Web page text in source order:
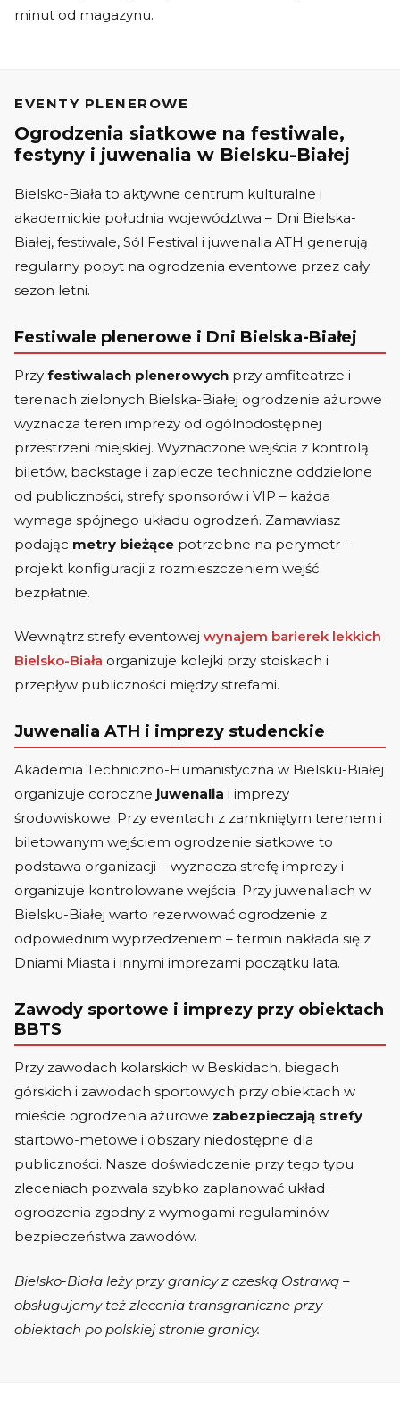
minut od magazynu.
EVENTY PLENEROWE
Ogrodzenia siatkowe na festiwale,
festyny i juwenalia w Bielsku-Białej
Bielsko-Biała to aktywne centrum kulturalne i
akademickie południa województwa – Dni Bielska-
Białej, festiwale, Sól Festival i juwenalia ATH generują
regularny popyt na ogrodzenia eventowe przez cały
sezon letni.
Festiwale plenerowe i Dni Bielska-Białej
Przy festiwalach plenerowych przy amfiteatrze i
terenach zielonych Bielska-Białej ogrodzenie ażurowe
wyznacza teren imprezy od ogólnodostępnej
przestrzeni miejskiej. Wyznaczone wejścia z kontrolą
biletów, backstage i zaplecze techniczne oddzielone
od publiczności, strefy sponsorów i VIP – każda
wymaga spójnego układu ogrodzeń. Zamawiasz
podając metry bieżące potrzebne na perymetr –
projekt konfiguracji z rozmieszczeniem wejść
bezpłatnie.
Wewnątrz strefy eventowej wynajem barierek lekkich
Bielsko-Biała organizuje kolejki przy stoiskach i
przepływ publiczności między strefami.
Juwenalia ATH i imprezy studenckie
Akademia Techniczno-Humanistyczna w Bielsku-Białej
organizuje coroczne juwenalia i imprezy
środowiskowe. Przy eventach z zamkniętym terenem i
biletowanym wejściem ogrodzenie siatkowe to
podstawa organizacji – wyznacza strefę imprezy i
organizuje kontrolowane wejścia. Przy juwenaliach w
Bielsku-Białej warto rezerwować ogrodzenie z
odpowiednim wyprzedzeniem – termin nakłada się z
Dniami Miasta i innymi imprezami początku lata.
Zawody sportowe i imprezy przy obiektach
BBTS
Przy zawodach kolarskich w Beskidach, biegach
górskich i zawodach sportowych przy obiektach w
mieście ogrodzenia ażurowe zabezpieczają strefy
startowo-metowe i obszary niedostępne dla
publiczności. Nasze doświadczenie przy tego typu
zleceniach pozwala szybko zaplanować układ
ogrodzenia zgodny z wymogami regulaminów
bezpieczeństwa zawodów.
Bielsko-Biała leży przy granicy z czeską Ostrawą –
obsługujemy też zlecenia transgraniczne przy
obiektach po polskiej stronie granicy.